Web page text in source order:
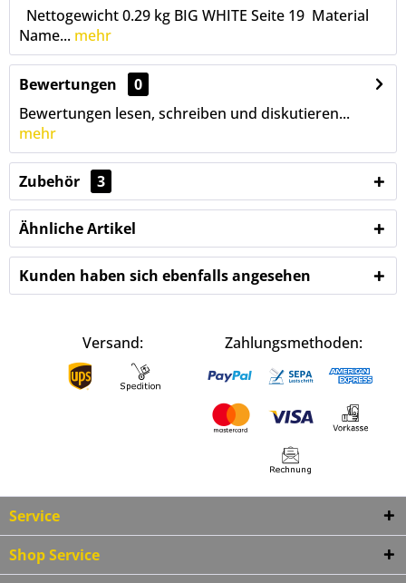
Nettogewicht 0.29 kg BIG WHITE Seite 19 Material
Name... mehr
Bewertungen
0
Bewertungen lesen, schreiben und diskutieren...
mehr
Zubehör 3
Ähnliche Artikel
Kunden haben sich ebenfalls angesehen
Versand: Zahlungsmethoden:
Service
Shop Service